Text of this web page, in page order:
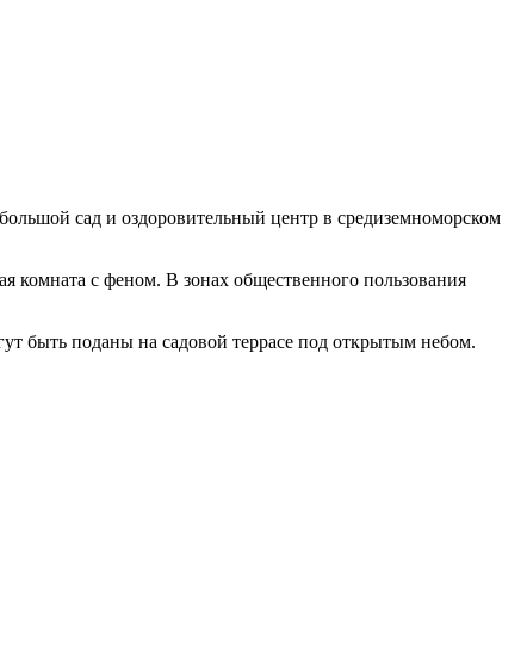
сад и оздоровительный центр в средиземноморском
комната с феном. В зонах общественного пользования
быть поданы на садовой террасе под открытым небом.